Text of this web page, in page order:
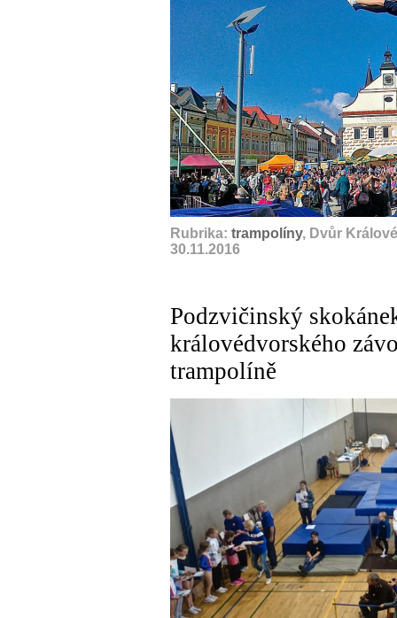
Rubrika: trampolíny, Dvůr
30.11.2016
Podzvičinský
královédvorského
trampolíně